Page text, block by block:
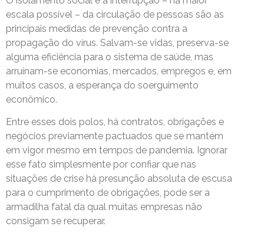
escala possível – da circulação de pessoas são as
principais medidas de prevenção contra a
propagação do vírus. Salvam-se vidas, preserva-se
alguma eficiência para o sistema de saúde, mas
arruínam-se economias, mercados, empregos e, em
muitos casos, a esperança do soerguimento
econômico.
Entre esses dois polos, há contratos, obrigações e
negócios previamente pactuados que se mantém
em vigor mesmo em tempos de pandemia. Ignorar
esse fato simplesmente por confiar que nas
situações de crise há presunção absoluta de escusa
para o cumprimento de obrigações, pode ser a
armadilha fatal da qual muitas empresas não
consigam se recuperar.